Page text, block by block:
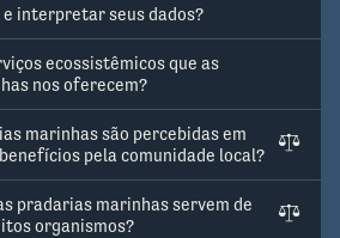
interpretar seus dados?
ecossistêmicos que as
nos oferecem?
marinhas são percebidas em
pela comunidade local?
pradarias marinhas servem de
organismos?